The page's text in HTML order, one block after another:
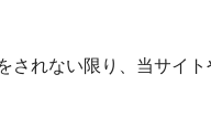
されない限り、当サイ